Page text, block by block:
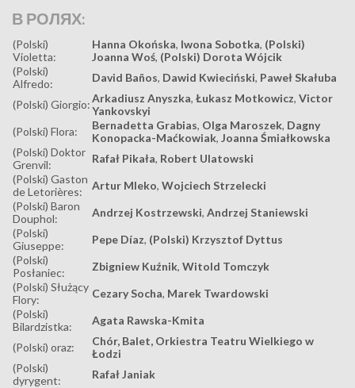
В РОЛЯХ:
(Polski)
Violetta:
Hanna Okońska, Iwona Sobotka, (Polski)
Joanna Woś, (Polski) Dorota Wójcik
(Polski)
Alfredo:
David Baños, Dawid Kwieciński, Paweł Skałuba
(Polski) Giorgio:Arkadiusz Anyszka, Łukasz Motkowicz, Victor
Yankovskyi
(Polski) Flora:
Bernadetta Grabias, Olga Maroszek, Dagny
Konopacka-Maćkowiak, Joanna Śmiałkowska
(Polski) Doktor
Grenvil:
Rafał Pikała, Robert Ulatowski
(Polski) Gaston
de Letorières:
Artur Mleko, Wojciech Strzelecki
(Polski) Baron
Douphol:
Andrzej Kostrzewski, Andrzej Staniewski
(Polski)
Giuseppe:
Pepe Díaz, (Polski) Krzysztof Dyttus
(Polski)
Posłaniec:
Zbigniew Kuźnik, Witold Tomczyk
(Polski) Służący
Flory:
Cezary Socha, Marek Twardowski
(Polski)
Bilardzistka:
Agata Rawska-Kmita
(Polski) oraz:
Chór, Balet, Orkiestra Teatru Wielkiego w
Łodzi
(Polski)
dyrygent:
Rafał Janiak